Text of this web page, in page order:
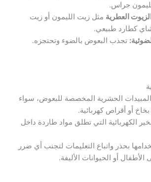
جراس.
العطرية مثل زيت الليمون أو زيت
كطارد طبيعي.
تجذب البعوض بالضوء وتحتجزه.
الحشرية المخصصة للبعوض، سواء
أو أقراص كهربائية.
الكهربائية التي تطلق مواد طاردة داخل
بحذر واتباع التعليمات لتجنب أي ضرر
أو الحيوانات الأليفة.